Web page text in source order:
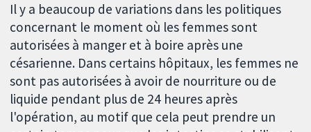
Il y a beaucoup de variations dans les politiques
concernant le moment où les femmes sont
autorisées à manger et à boire après une
césarienne. Dans certains hôpitaux, les femmes ne
sont pas autorisées à avoir de nourriture ou de
liquide pendant plus de 24 heures après
l'opération, au motif que cela peut prendre un